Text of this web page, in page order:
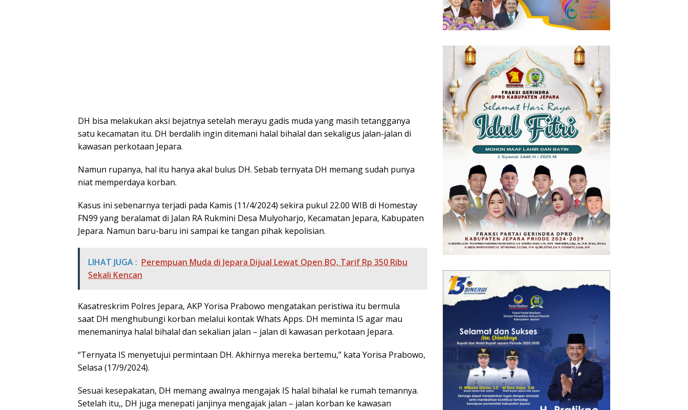
DH bisa melakukan aksi bejatnya setelah merayu gadis muda yang masih tetangganya
satu kecamatan itu. DH berdalih ingin ditemani halal bihalal dan sekaligus jalan-jalan di
kawasan perkotaan Jepara.
Namun rupanya, hal itu hanya akal bulus DH. Sebab ternyata DH memang sudah punya
niat memperdaya korban.
Kasus ini sebenarnya terjadi pada Kamis (11/4/2024) sekira pukul 22.00 WIB di Homestay
FN99 yang beralamat di Jalan RA Rukmini Desa Mulyoharjo, Kecamatan Jepara, Kabupaten
Jepara. Namun baru-baru ini sampai ke tangan pihak kepolisian.
LIHAT JUGA : Perempuan Muda di Jepara Dijual Lewat Open BO, Tarif Rp 350 Ribu
Sekali Kencan
Kasatreskrim Polres Jepara, AKP Yorisa Prabowo mengatakan peristiwa itu bermula
saat DH menghubungi korban melalui kontak Whats Apps. DH meminta IS agar mau
menemaninya halal bihalal dan sekalian jalan – jalan di kawasan perkotaan Jepara.
“Ternyata IS menyetujui permintaan DH. Akhirnya mereka bertemu,” kata Yorisa Prabowo,
Selasa (17/9/2024).
Sesuai kesepakatan, DH memang awalnya mengajak IS halal bihalal ke rumah temannya.
Setelah itu,, DH juga menepati janjinya mengajak jalan – jalan korban ke kawasan